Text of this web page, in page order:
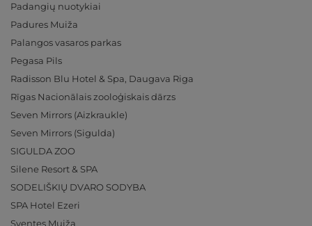
Padangių nuotykiai
Padures Muiža
Palangos vasaros parkas
Pegasa Pils
Radisson Blu Hotel & Spa, Daugava Riga
Rīgas Nacionālais zooloģiskais dārzs
Seven Mirrors (Aizkraukle)
Seven Mirrors (Sigulda)
SIGULDA ZOO
Silene Resort & SPA
SODELIŠKIŲ DVARO SODYBA
SPA Hotel Ezeri
Sventes Muiža